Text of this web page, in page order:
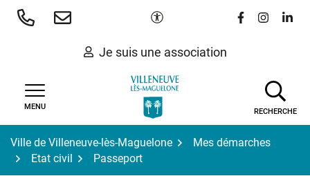
Aller
Paramètres d'accessibilité
Lien vers le
Lien vers
Lien
Je suis une association
MENU
RECHERCHE
Ville de Villeneuve-lès-Maguelone
Mes démarches
Etat civil
Passeport